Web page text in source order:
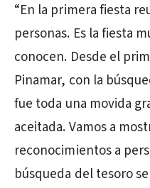
“En la primera fiesta
personas. Es la fiesta
conocen. Desde el
Pinamar, con la
fue toda una movida
aceitada. Vamos a
reconocimientos a
búsqueda del tesoro